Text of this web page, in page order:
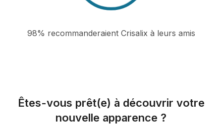
98% recommanderaient Crisalix à leurs amis
Êtes-vous prêt(e) à découvrir votre
nouvelle apparence ?